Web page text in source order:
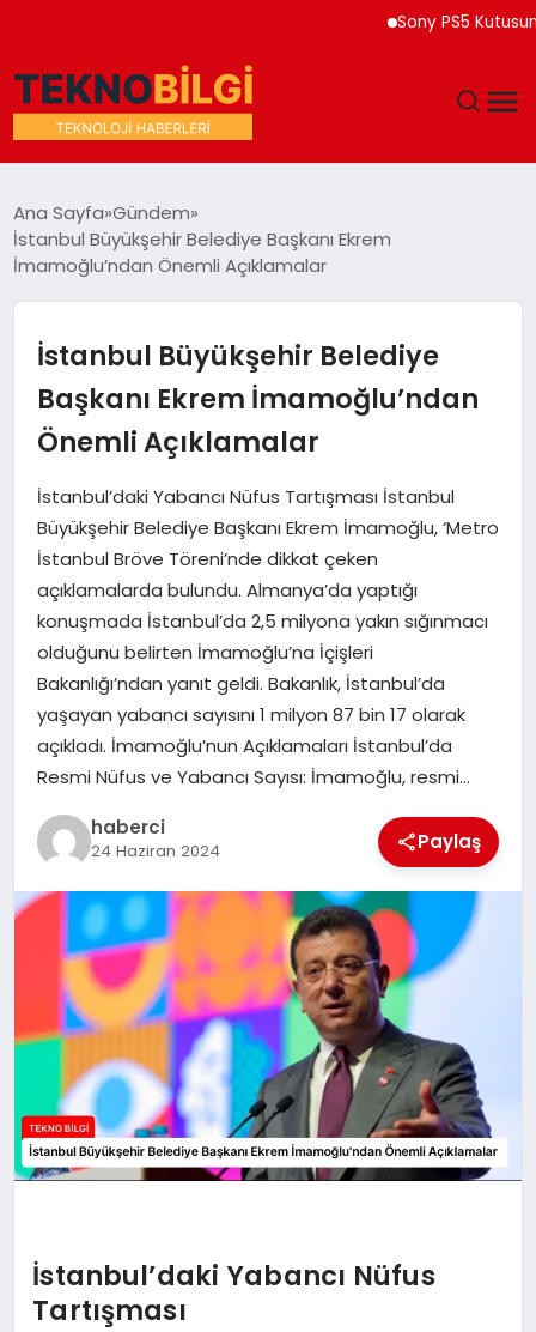
Sony PS5 Kutusuna
DÜNYA
MAGAZIN
SAĞLIK
SIYASET
SPOR
TEKNOLOJI
YAŞAM
Ana Sayfa Gündem
İstanbul Büyükşehir Belediye Başkanı Ekrem
İmamoğlu’ndan Önemli Açıklamalar
İstanbul Büyükşehir Belediye
Başkanı Ekrem İmamoğlu’ndan
Önemli Açıklamalar
İstanbul’daki Yabancı Nüfus Tartışması İstanbul
Büyükşehir Belediye Başkanı Ekrem İmamoğlu, ‘Metro
İstanbul Bröve Töreni’nde dikkat çeken
açıklamalarda bulundu. Almanya’da yaptığı
konuşmada İstanbul’da 2,5 milyona yakın sığınmacı
olduğunu belirten İmamoğlu’na İçişleri
Bakanlığı’ndan yanıt geldi. Bakanlık, İstanbul’da
yaşayan yabancı sayısını 1 milyon 87 bin 17 olarak
açıkladı. İmamoğlu’nun Açıklamaları İstanbul’da
Resmi Nüfus ve Yabancı Sayısı: İmamoğlu, resmi…
haberci
24 Haziran 2024 Paylaş
İstanbul’daki Yabancı Nüfus
Tartışması